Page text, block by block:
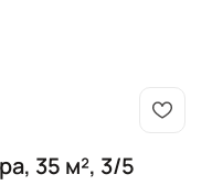
35 м², 3/5